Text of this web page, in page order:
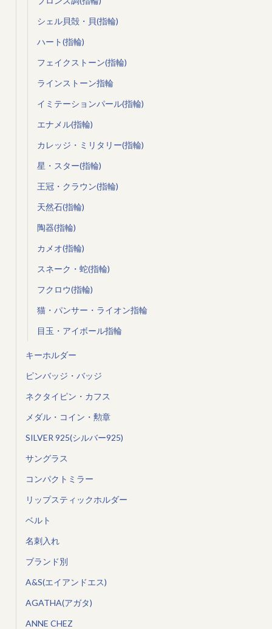
シェル貝殻・貝(指輪)
ハート(指輪)
フェイクストーン(指輪)
ラインストーン指輪
イミテーションパール(指輪)
エナメル(指輪)
カレッジ・ミリタリー(指輪)
星・スター(指輪)
王冠・クラウン(指輪)
天然石(指輪)
陶器(指輪)
カメオ(指輪)
スネーク・蛇(指輪)
フクロウ(指輪)
猫・パンサー・ライオン指輪
目玉・アイボール指輪
キーホルダー
ピンバッジ・バッジ
ネクタイピン・カフス
メダル・コイン・勲章
SILVER 925(シルバー925)
サングラス
コンパクトミラー
リップスティックホルダー
ベルト
名刺入れ
ブランド別
A&S(エイアンドエス)
AGATHA(アガタ)
ANNE CHEZ